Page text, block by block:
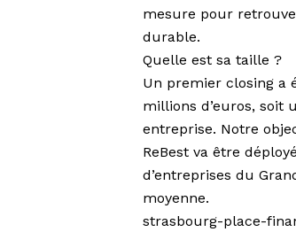
mesure pour
durable.
Quelle est sa taille ?
Un premier closing a
millions d’euros, soit
entreprise. Notre
ReBest va être
d’entreprises du
moyenne.
strasbourg-place-